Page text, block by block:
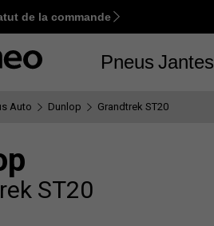
M
de la commande
Pneus Jantes
Auto Dunlop Grandtrek ST20
ST20